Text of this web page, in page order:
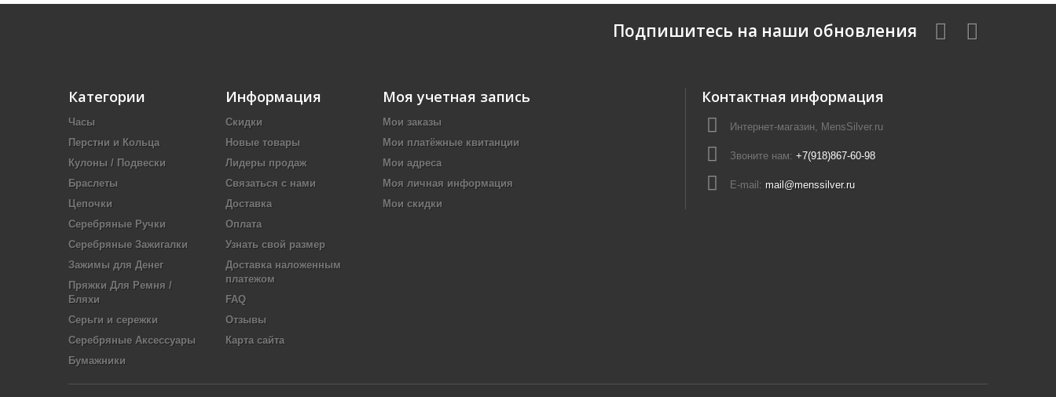
Подпишитесь на наши обновления
Категории
Часы
Перстни и Кольца
Кулоны / Подвески
Браслеты
Цепочки
Серебряные Ручки
Серебряные Зажигалки
Зажимы для Денег
Пряжки Для Ремня /
Бляхи
Серьги и сережки
Серебряные Аксессуары
Бумажники
Информация
Скидки
Новые товары
Лидеры продаж
Связаться с нами
Доставка
Оплата
Узнать свой размер
Доставка наложенным
платежом
FAQ
Отзывы
Карта сайта
Моя учетная запись
Мои заказы
Мои платёжные квитанции
Мои адреса
Моя личная информация
Мои скидки
Контактная информация
Интернет-магазин, MensSilver.ru
Звоните нам: +7(918)867-60-98
E-mail: mail@menssilver.ru